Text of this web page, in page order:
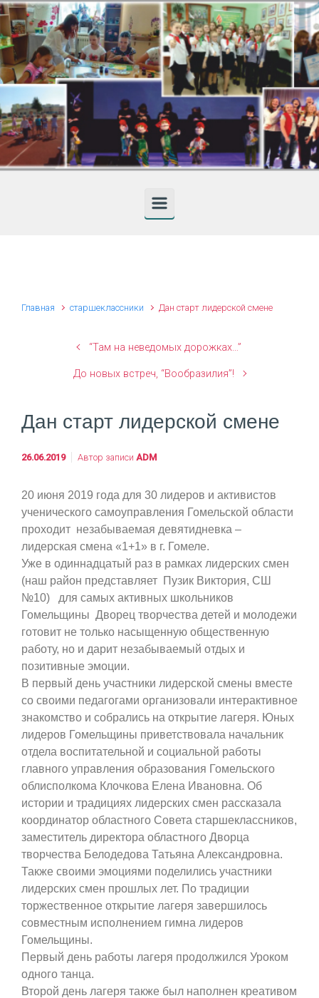
Skip to main content
Главная старшеклассники Дан старт лидерской смене
“Там на неведомых дорожках…”
До новых встреч, “Вообразилия”!
Дан старт лидерской смене
26.06.2019 Автор записи ADM
20 июня 2019 года для 30 лидеров и активистов
ученического самоуправления Гомельской области
проходит незабываемая девятидневка –
лидерская смена «1+1» в г. Гомеле.
Уже в одиннадцатый раз в рамках лидерских смен
(наш район представляет Пузик Виктория, СШ
№10) для самых активных школьников
Гомельщины Дворец творчества детей и молодежи
готовит не только насыщенную общественную
работу, но и дарит незабываемый отдых и
позитивные эмоции.
В первый день участники лидерской смены вместе
со своими педагогами организовали интерактивное
знакомство и собрались на открытие лагеря. Юных
лидеров Гомельщины приветствовала начальник
отдела воспитательной и социальной работы
главного управления образования Гомельского
облисполкома Клочкова Елена Ивановна. Об
истории и традициях лидерских смен рассказала
координатор областного Совета старшеклассников,
заместитель директора областного Дворца
творчества Белодедова Татьяна Александровна.
Также своими эмоциями поделились участники
лидерских смен прошлых лет. По традиции
торжественное открытие лагеря завершилось
совместным исполнением гимна лидеров
Гомельщины.
Первый день работы лагеря продолжился Уроком
одного танца.
Второй день лагеря также был наполнен креативом